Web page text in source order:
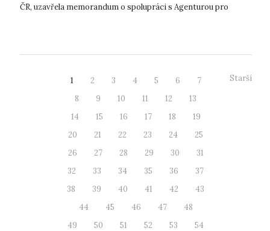
ČR, uzavřela memorandum o spolupráci s Agenturou pro
1 2 3 4 5 6
7
8
9 10 11 12
13
14
15 16 17 18
19
20
21 22 23 24
25
26
27 28 29 30
31
32
33 34 35 36
37
38
39 40 41 42
43
44
45 46 47
48
49
50 51 52 53
54
Starší